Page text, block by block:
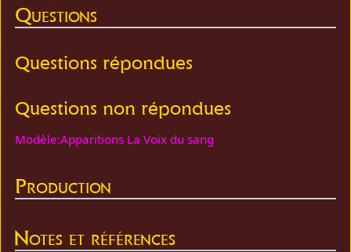
Questions
Questions répondues
Questions non répondues
Modèle:Apparitions La Voix du sang
Production
Notes et références